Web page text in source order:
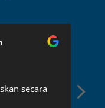
secara